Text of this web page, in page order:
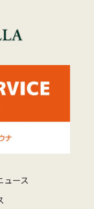
ュース